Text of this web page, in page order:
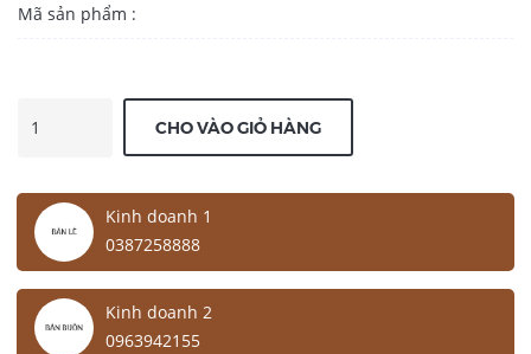
Mã sản phẩm :
CHO VÀO GIỎ HÀNG
Kinh doanh 1
0387258888
Kinh doanh 2
0963942155